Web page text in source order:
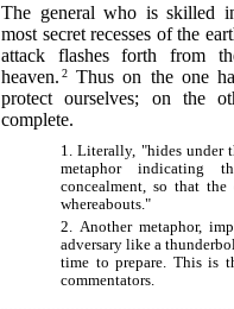
The general who is skilled
most secret recesses of the
attack flashes forth from
heaven. 2
Thus on the one
protect ourselves; on the
complete.
1. Literally, "hides under
metaphor indicating
concealment, so that
whereabouts."
2. Another metaphor,
adversary like a
time to prepare. This is
commentators.